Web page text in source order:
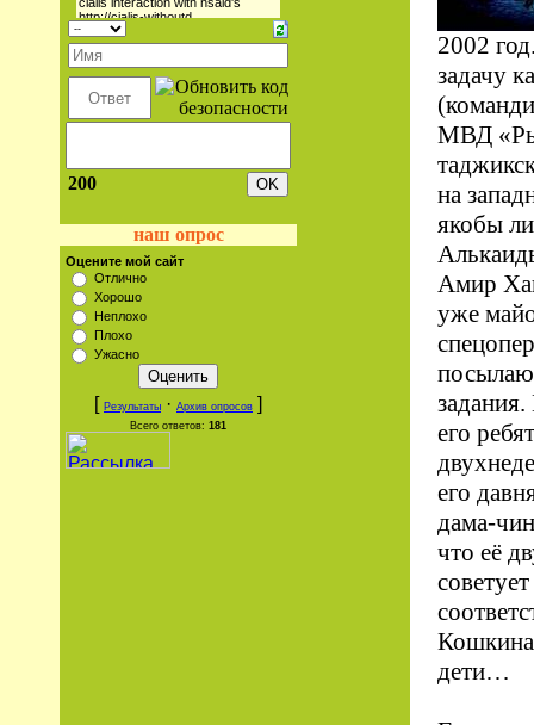
200
наш опрос
Оцените мой сайт
Отлично
Хорошо
Неплохо
Плохо
Ужасно
[ Результаты · Архив опросов ]
Всего ответов: 181
2002
задачу
МВД
на
якобы
Амир
уже
его
его
дама-
что её
Кошкина
дети…